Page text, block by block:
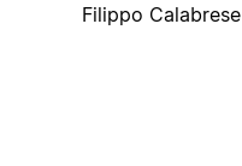
Filippo Calabrese